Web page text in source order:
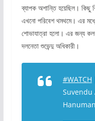
ব্যাপক অশান্তি হয়েছিল। কিছু
এখনো পরিবেশ থমথমে। এর
শোভাযাত্রা হলো। এর জন্য
দলনেতা শুভেন্দু অধিকারী।
#WATCH